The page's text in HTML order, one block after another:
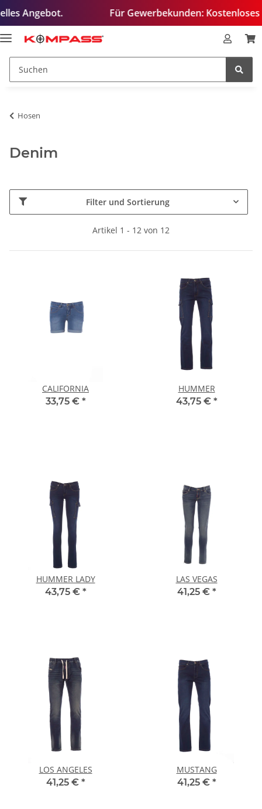
Für Gewerbekunden: Kostenloses
Hosen
Denim
Filter und Sortierung
Artikel 1 - 12 von 12
CALIFORNIA
33,75 € *
HUMMER
43,75 € *
HUMMER LADY
43,75 € *
LAS VEGAS
41,25 € *
LOS ANGELES
41,25 € *
MUSTANG
41,25 € *